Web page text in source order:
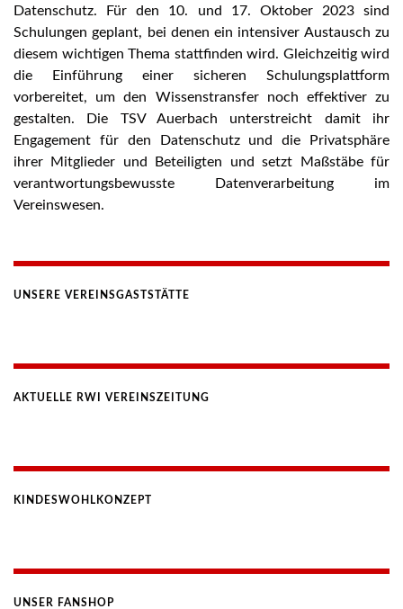
Datenschutz. Für den 10. und 17. Oktober 2023 sind
Schulungen geplant, bei denen ein intensiver Austausch zu
diesem wichtigen Thema stattfinden wird. Gleichzeitig wird
die Einführung einer sicheren Schulungsplattform
vorbereitet, um den Wissenstransfer noch effektiver zu
gestalten. Die TSV Auerbach unterstreicht damit ihr
Engagement für den Datenschutz und die Privatsphäre
ihrer Mitglieder und Beteiligten und setzt Maßstäbe für
verantwortungsbewusste Datenverarbeitung im
Vereinswesen.
UNSERE VEREINSGASTSTÄTTE
AKTUELLE RWI VEREINSZEITUNG
KINDESWOHLKONZEPT
UNSER FANSHOP